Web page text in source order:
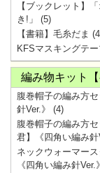
【ブックレット】
き!」
(5)
【書籍】毛糸だま
KFSマスキングテ
編み物キット【
腹巻帽子の編み方
針Ver.》
(4)
腹巻帽子の編み方
君】《四角い編み針
ネックウォーマー
《四角い編み針Ver.》